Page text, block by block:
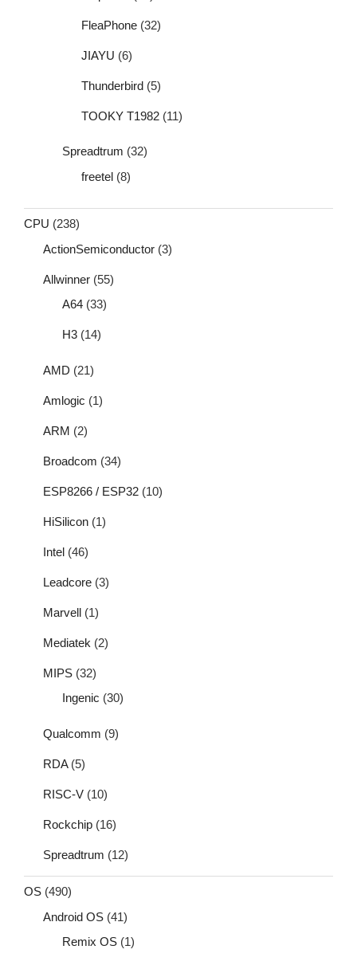
FleaPhone (32)
JIAYU (6)
Thunderbird (5)
TOOKY T1982 (11)
Spreadtrum (32)
freetel (8)
CPU (238)
ActionSemiconductor (3)
Allwinner (55)
A64 (33)
H3 (14)
AMD (21)
Amlogic (1)
ARM (2)
Broadcom (34)
ESP8266 / ESP32 (10)
HiSilicon (1)
Intel (46)
Leadcore (3)
Marvell (1)
Mediatek (2)
MIPS (32)
Ingenic (30)
Qualcomm (9)
RDA(5)
RISC-V (10)
Rockchip (16)
Spreadtrum (12)
OS (490)
Android OS (41)
Remix OS (1)